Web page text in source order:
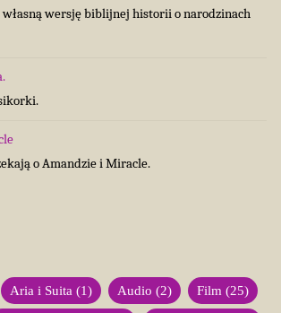
własną wersję biblijnej historii o narodzinach
o Amandzie i Miracle.
Aria i Suita (1) Audio (2) Film (25)